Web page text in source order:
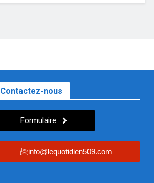
Contactez-nous
Formulaire
info@lequotidien509.com